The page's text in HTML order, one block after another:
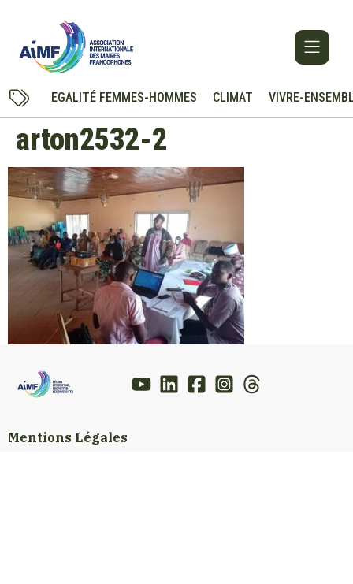
EGALITÉ FEMMES-HOMMES CLIMAT VIVRE-
arton2532-2
Mentions Légales